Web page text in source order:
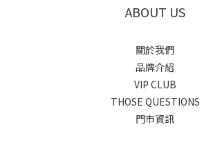
ABOUT US
關於我們
品牌介紹
VIP CLUB
THOSE QUESTIONS
門市資訊